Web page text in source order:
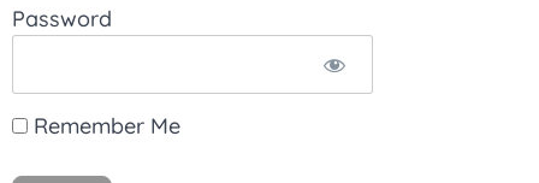
Password
Remember Me